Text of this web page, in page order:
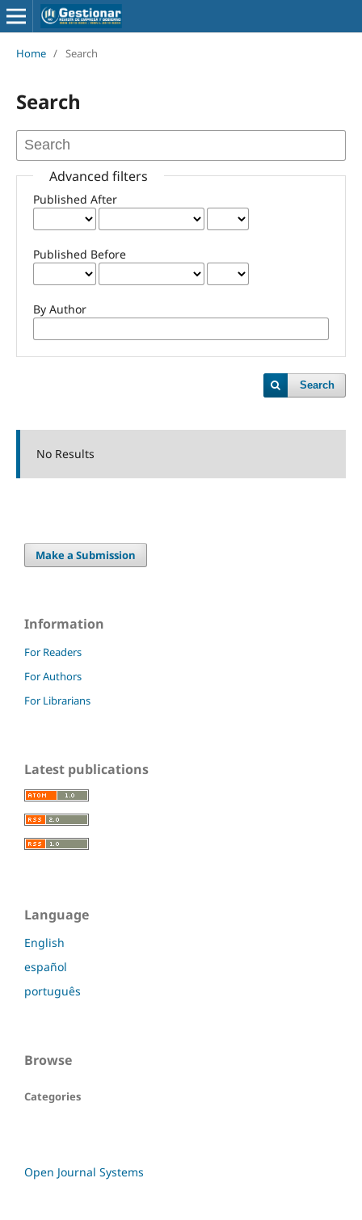
Home / Search
Search
Advanced filters
Published After
Published Before
By Author
Search
No Results
Make a Submission
Information
For Readers
For Authors
For Librarians
Latest publications
Language
English
español
português
Browse
Categories
Open Journal Systems